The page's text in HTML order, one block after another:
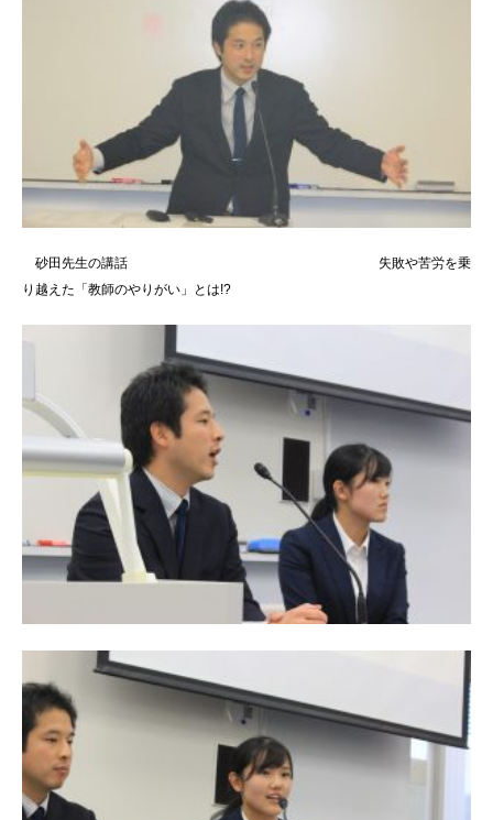
砂田先生の講話 失敗や苦労を乗
り越えた「教師のやりがい」とは!?